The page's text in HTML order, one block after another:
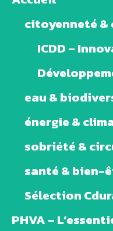
citoyenneté
ICDD –
eau &
énergie &
sobriété &
santé & bien-
Sélection
PHVA –